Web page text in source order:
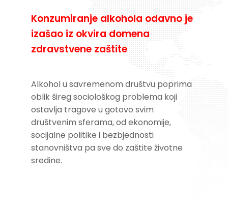
Konzumiranje alkohola odavno je
izašao iz okvira domena
zdravstvene zaštite
Alkohol u savremenom društvu poprima
oblik šireg sociološkog problema koji
ostavlja tragove u gotovo svim
društvenim sferama, od ekonomije,
socijalne politike i bezbjednosti
stanovništva pa sve do zaštite životne
sredine.